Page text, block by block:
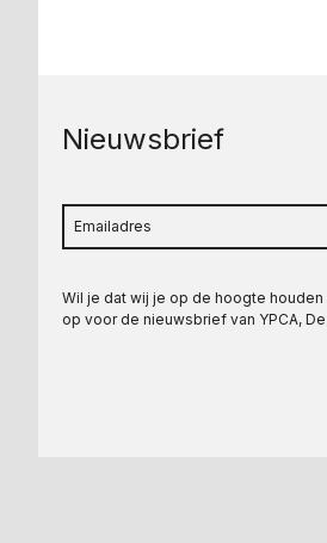
Nieuwsbrief
Wil je dat wij je op de hoogte
op voor de nieuwsbrief van YPCA,